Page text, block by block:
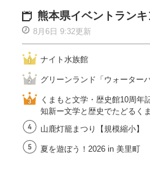
熊本県イベントラン
8月6日 9:32更新
ナイト水族館
グリーンランド「ウォーター
くまもと文学・歴史館10周年
知新ー文学と歴史でたどるく
山鹿灯籠まつり【規模縮小】
夏を遊ぼう！2026 in 美里町